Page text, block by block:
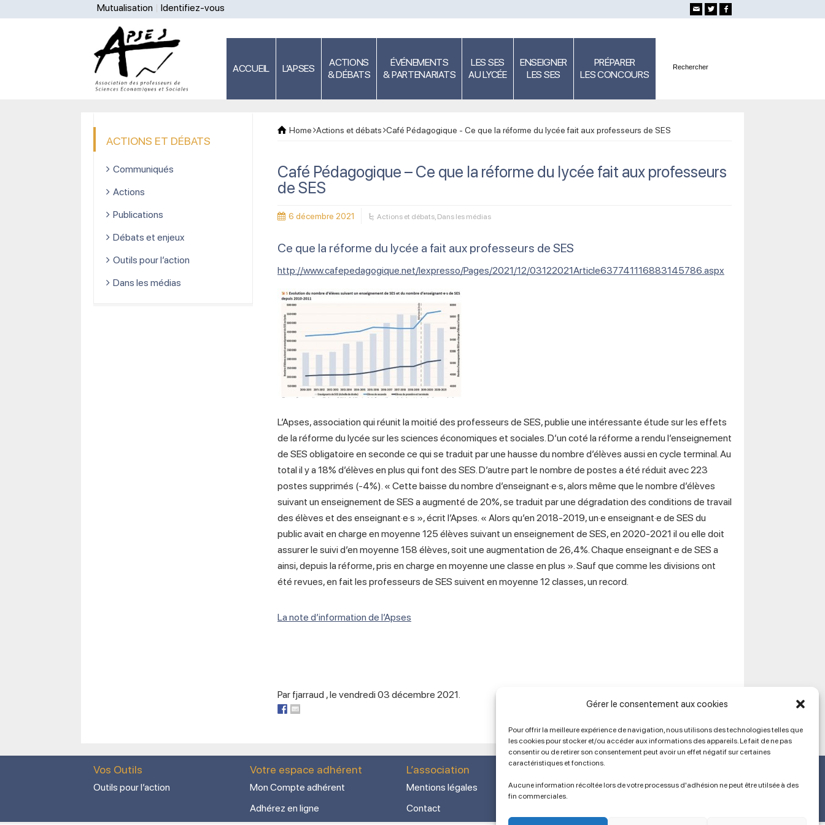
Gérer le consentement aux cookies
Pour offrir la meilleure expérience de navigation, nous utilisons des technologies telles que
les cookies pour stocker et/ou accéder aux informations des appareils. Le fait de ne pas
consentir ou de retirer son consentement peut avoir un effet négatif sur certaines
caractéristiques et fonctions.
Aucune information récoltée lors de votre processus d'adhésion ne peut être utilsée à des
fin commerciales.
Mutualisation Identifiez-vous
ACCUEIL L’APSES
ACTIONS
& DÉBATS
ÉVÉNEMENTS
& PARTENARIATS
LES SES
AU LYCÉE
ENSEIGNER
LES SES
PRÉPARER
LES CONCOURS
Home Actions et débats Café Pédagogique - Ce que la réforme du lycée fait aux professeurs de SES
Café Pédagogique – Ce que la réforme du lycée fait aux professeurs
de SES
6 décembre 2021 Actions et débats, Dans les médias
Ce que la réforme du lycée a fait aux professeurs de SES
http://www.cafepedagogique.net/lexpresso/Pages/2021/12/03122021Article637741116883145786.aspx
L’Apses, association qui réunit la moitié des professeurs de SES, publie une intéressante étude sur les effets
de la réforme du lycée sur les sciences économiques et sociales. D’un coté la réforme a rendu l’enseignement
de SES obligatoire en seconde ce qui se traduit par une hausse du nombre d’élèves aussi en cycle terminal. Au
total il y a 18% d’élèves en plus qui font des SES. D’autre part le nombre de postes a été réduit avec 223
postes supprimés (-4%). « Cette baisse du nombre d’enseignant·e·s, alors même que le nombre d’élèves
suivant un enseignement de SES a augmenté de 20%, se traduit par une dégradation des conditions de travail
des élèves et des enseignant·e·s », écrit l’Apses. « Alors qu’en 2018-2019, un·e enseignant·e de SES du
public avait en charge en moyenne 125 élèves suivant un enseignement de SES, en 2020-2021 il ou elle doit
assurer le suivi d’en moyenne 158 élèves, soit une augmentation de 26,4%. Chaque enseignant·e de SES a
ainsi, depuis la réforme, pris en charge en moyenne une classe en plus ». Sauf que comme les divisions ont
été revues, en fait les professeurs de SES suivent en moyenne 12 classes, un record.
La note d’information de l’Apses
Par fjarraud , le vendredi 03 décembre 2021.
ACTIONS ET DÉBATS
Communiqués
Actions
Publications
Débats et enjeux
Outils pour l’action
Dans les médias
Vos Outils
Outils pour l’action
Votre espace adhérent
Mon Compte adhérent
Adhérez en ligne
L’association
Mentions légales
Contact
Ancien site
lien vers SPIP